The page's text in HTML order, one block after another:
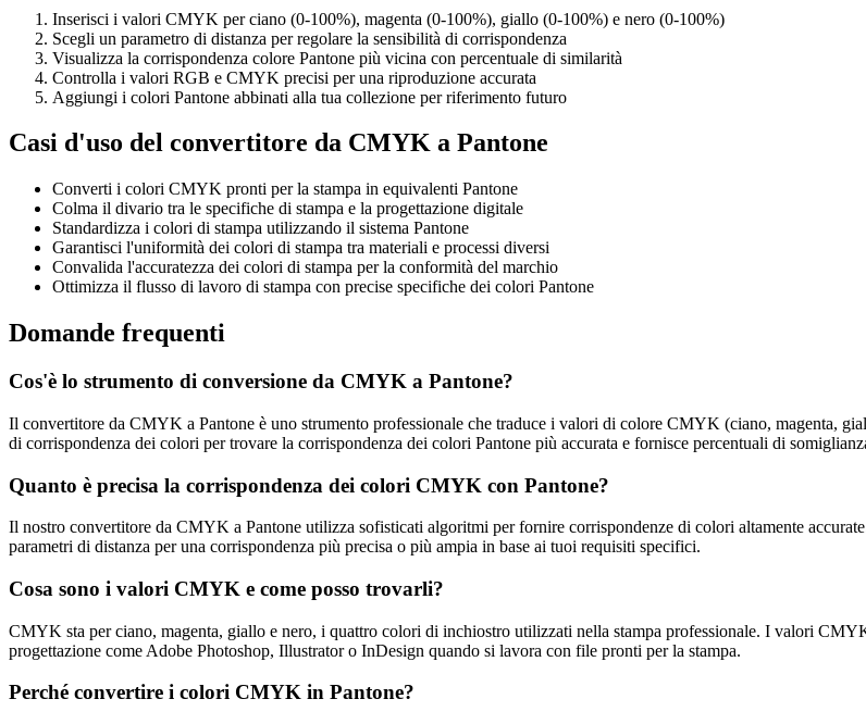
Inserisci i valori CMYK per ciano (0-100%), magenta (0-100%), giallo (0-100%) e nero (0-100%)
Scegli un parametro di distanza per regolare la sensibilità di corrispondenza
Visualizza la corrispondenza colore Pantone più vicina con percentuale di similarità
Controlla i valori RGB e CMYK precisi per una riproduzione accurata
Aggiungi i colori Pantone abbinati alla tua collezione per riferimento futuro
Casi d'uso del convertitore da CMYK a Pantone
Converti i colori CMYK pronti per la stampa in equivalenti Pantone
Colma il divario tra le specifiche di stampa e la progettazione digitale
Standardizza i colori di stampa utilizzando il sistema Pantone
Garantisci l'uniformità dei colori di stampa tra materiali e processi diversi
Convalida l'accuratezza dei colori di stampa per la conformità del marchio
Ottimizza il flusso di lavoro di stampa con precise specifiche dei colori Pantone
Domande frequenti
Cos'è lo strumento di conversione da CMYK a Pantone?
Il convertitore da CMYK a Pantone è uno strumento professionale che traduce i valori di colore CMYK (ciano, magenta,
di corrispondenza dei colori per trovare la corrispondenza dei colori Pantone più accurata e fornisce percentuali di
Quanto è precisa la corrispondenza dei colori CMYK con Pantone?
Il nostro convertitore da CMYK a Pantone utilizza sofisticati algoritmi per fornire corrispondenze di colori altamente
parametri di distanza per una corrispondenza più precisa o più ampia in base ai tuoi requisiti specifici.
Cosa sono i valori CMYK e come posso trovarli?
CMYK sta per ciano, magenta, giallo e nero, i quattro colori di inchiostro utilizzati nella stampa professionale. I valori
progettazione come Adobe Photoshop, Illustrator o InDesign quando si lavora con file pronti per la stampa.
Perché convertire i colori CMYK in Pantone?